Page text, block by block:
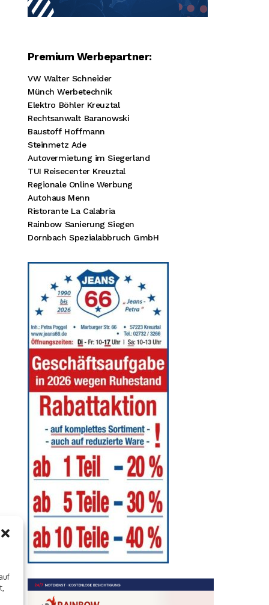
Premium Werbepartner:
VW Walter Schneider
Münch Werbetechnik
Elektro Böhler Kreuztal
Rechtsanwalt Baranowski
Baustoff Hoffmann
Steinmetz Ade
Autovermietung im Siegerland
TUI Reisecenter Kreuztal
Regionale Online Werbung
Autohaus Menn
Ristorante La Calabria
Rainbow Sanierung Siegen
Dornbach Spezialabbruch GmbH